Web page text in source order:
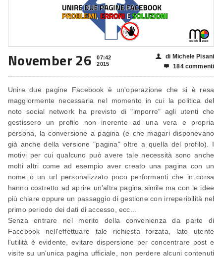
November 26
07:42
2015
👤 di Michele Pisani
 184 commenti
Unire due pagine Facebook è un'operazione che si è resa
maggiormente necessaria nel momento in cui la politica del
noto social network ha previsto di "imporre" agli utenti che
gestissero un profilo non inerente ad una vera e propria
persona, la conversione a pagina (e che magari disponevano
già anche della versione "pagina" oltre a quella del profilo). I
motivi per cui qualcuno può avere tale necessità sono anche
molti altri come ad esempio aver creato una pagina con un
nome o un url personalizzato poco performanti che in corsa
hanno costretto ad aprire un'altra pagina simile ma con le idee
più chiare oppure un passaggio di gestione con irreperibilità nel
primo periodo dei dati di accesso, ecc...
Senza entrare nel merito della convenienza da parte di
Facebook nell'effettuare tale richiesta forzata, lato utente
l'utilità è evidente, evitare dispersione per concentrare post e
visite su un'unica pagina ufficiale, non perdere alcuni contenuti